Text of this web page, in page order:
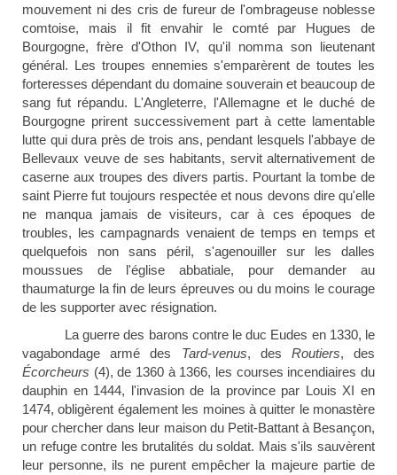
mouvement ni des cris de fureur de l'ombrageuse noblesse
comtoise, mais il fit envahir le comté par Hugues de
Bourgogne, frère d'Othon IV, qu'il nomma son lieutenant
général. Les troupes ennemies s'emparèrent de toutes les
forteresses dépendant du domaine souverain et beaucoup de
sang fut répandu. L'Angleterre, l'Allemagne et le duché de
Bourgogne prirent successivement part à cette lamentable
lutte qui dura près de trois ans, pendant lesquels l'abbaye de
Bellevaux veuve de ses habitants, servit alternativement de
caserne aux troupes des divers partis. Pourtant la tombe de
saint Pierre fut toujours respectée et nous devons dire qu'elle
ne manqua jamais de visiteurs, car à ces époques de
troubles, les campagnards venaient de temps en temps et
quelquefois non sans péril, s'agenouiller sur les dalles
moussues de l'église abbatiale, pour demander au
thaumaturge la fin de leurs épreuves ou du moins le courage
de les supporter avec résignation.
La guerre des barons contre le duc Eudes en 1330, le
vagabondage armé des Tard-venus, des Routiers, des
Écorcheurs (4), de 1360 à 1366, les courses incendiaires du
dauphin en 1444, l'invasion de la province par Louis XI en
1474, obligèrent également les moines à quitter le monastère
pour chercher dans leur maison du Petit-Battant à Besançon,
un refuge contre les brutalités du soldat. Mais s'ils sauvèrent
leur personne, ils ne purent empêcher la majeure partie de